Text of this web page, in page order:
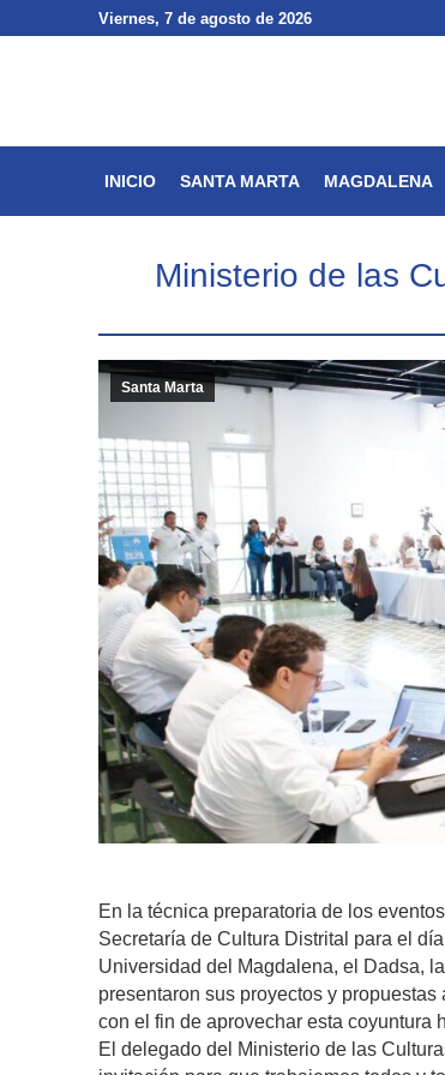
Viernes, 7 de agosto de 2026
INICIO SANTA MARTA MAGDALENA
Ministerio de las
Santa Marta
En la técnica preparatoria de los
Secretaría de Cultura Distrital para el
Universidad del Magdalena, el Dadsa,
presentaron sus proyectos y
con el fin de aprovechar esta coyuntura
El delegado del Ministerio de las
Viernes, 7 de agosto de 2026